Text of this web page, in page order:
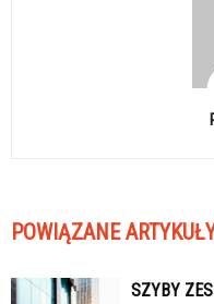
POWIĄZANE
SZYBY